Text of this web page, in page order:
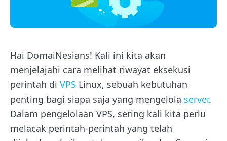
Hai DomaiNesians! Kali ini kita akan
menjelajahi cara melihat riwayat eksekusi
perintah di VPS Linux, sebuah kebutuhan
penting bagi siapa saja yang mengelola server.
Dalam pengelolaan VPS, sering kali kita perlu
melacak perintah-perintah yang telah